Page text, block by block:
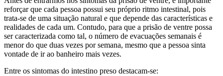
reforçar que cada pessoa possui seu próprio ritmo intestinal, pois
trata-se de uma situação natural e que depende das características e
realidades de cada um. Contudo, para que a prisão de ventre possa
ser caracterizada como tal, o número de evacuações semanais é
menor do que duas vezes por semana, mesmo que a pessoa sinta
vontade de ir ao banheiro mais vezes.
Entre os sintomas do intestino preso destacam-se: